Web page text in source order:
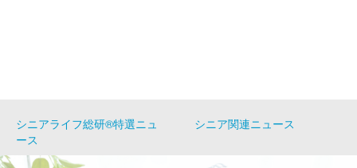
シニアライフ総研®特選ニュ
ース
シニア関連ニュース